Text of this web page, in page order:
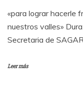
«para lograr hacerle
nuestros valles»
Secretaria de
Leer más